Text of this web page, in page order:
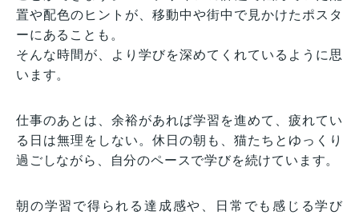
置や配色のヒントが、移動中や街中で見かけたポスタ
ーにあることも。
そんな時間が、より学びを深めてくれているように思
います。
仕事のあとは、余裕があれば学習を進めて、疲れてい
る日は無理をしない。休日の朝も、猫たちとゆっくり
過ごしながら、自分のペースで学びを続けています。
朝の学習で得られる達成感や、日常でも感じる学び